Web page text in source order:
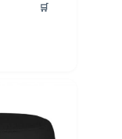
🛒